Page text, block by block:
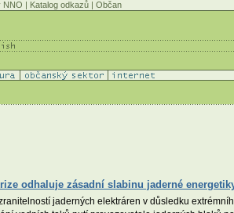
NNO | Katalog odkazů | Občan
odhaluje zásadní slabinu jaderné
jaderných elektráren v důsledku